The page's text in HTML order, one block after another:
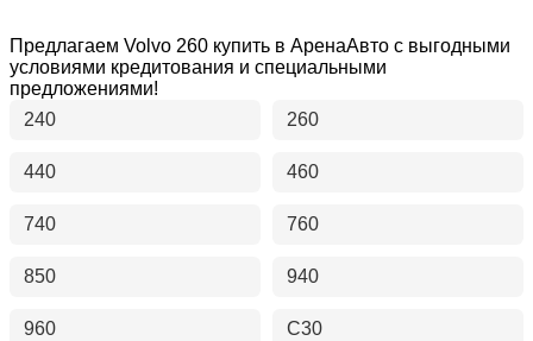
Предлагаем Volvo 260 купить в АренаАвто с выгодными
условиями кредитования и специальными
предложениями!
240
260
440 460
740 760
850 940
960 C30